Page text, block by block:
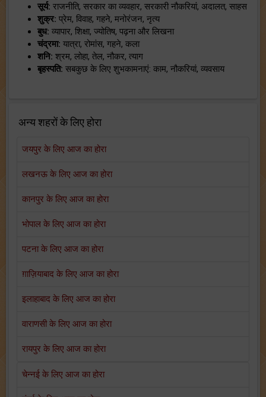
सूर्य: राजनीति, सरकार का व्यवहार, सरकारी नौकरियां, अदालत, साहस
शुक्र: प्रेम, विवाह, गहने, मनोरंजन, नृत्य
बुध: व्यापार, शिक्षा, ज्योतिष, पढ़ना और लिखना
चंद्रमा: यात्रा, रोमांस, गहने, कला
शनि: श्रम, लोहा, तेल, नौकर, त्याग
बृहस्पति: सबकुछ के लिए शुभकामनाएं: काम, नौकरियां, व्यवसाय
अन्य शहरों के लिए होरा
जयपुर के लिए आज का होरा
लखनऊ के लिए आज का होरा
कानपुर के लिए आज का होरा
भोपाल के लिए आज का होरा
पटना के लिए आज का होरा
ग़ाज़ियाबाद के लिए आज का होरा
इलाहाबाद के लिए आज का होरा
वाराणसी के लिए आज का होरा
रायपुर के लिए आज का होरा
चेन्नई के लिए आज का होरा